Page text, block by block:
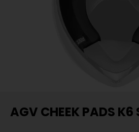
AGV CHEEK PADS K6